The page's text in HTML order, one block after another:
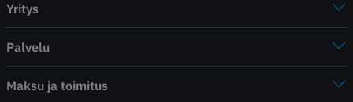
Yritys
Palvelu
Maksu ja toimitus